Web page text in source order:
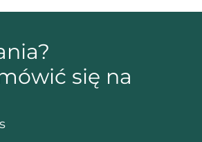
się na